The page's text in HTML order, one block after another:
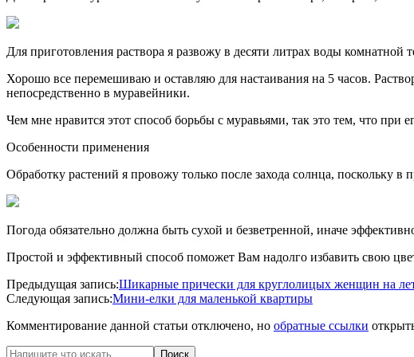
Для приготовления раствора я развожу в десяти литрах воды
Хорошо все перемешиваю и оставляю для настаивания на 5 часов.
непосредственно в муравейники.
Чем мне нравится этот способ борьбы с муравьями, так это тем, что
Особенности применения
Обработку растений я провожу только после захода солнца, поскольку
Погода обязательно должна быть сухой и безветренной, иначе
Простой и эффективный способ поможет Вам надолго избавить свою
2020-
06-
Предыдущая запись:Шикарные прически для круглолицых женщин на
Следующая запись:Мини-елки для маленькой квартиры
Комментирование данной статьи отключено, но обратные ссылки
Поиск